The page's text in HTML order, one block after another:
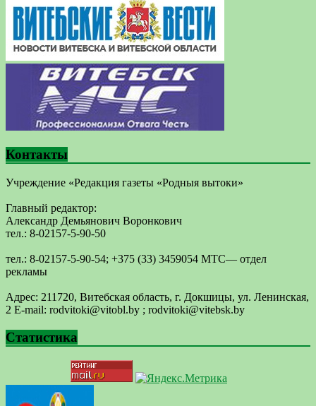
Контакты
Учреждение «Редакция газеты «Родныя вытоки»
Главный редактор:
Александр Демьянович Воронкович
тел.: 8-02157-5-90-50
тел.: 8-02157-5-90-54; +375 (33) 3459054 МТС— отдел
рекламы
Адрес: 211720, Витебская область, г. Докшицы, ул. Ленинская,
2 E-mail: ​rodvitoki@​​vitobl​.by ; rodvitoki@vitebsk.by
Статистика